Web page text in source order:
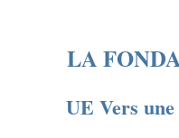
LA
UE Vers